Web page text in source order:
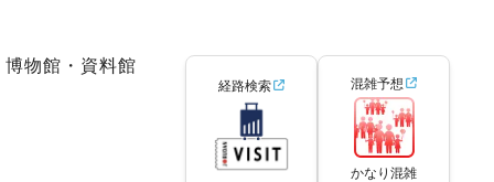
博物館・資料館
経路検索 混雑予想
かなり混雑